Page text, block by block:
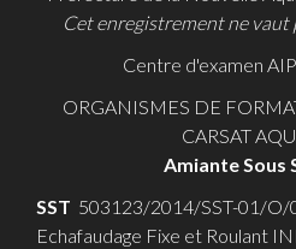
Cet enregistrement ne vaut
Centre d'examen
ORGANISMES DE
CARSAT
Amiante Sous
SST 503123/2014/SST-01/
Echafaudage Fixe et Roulant